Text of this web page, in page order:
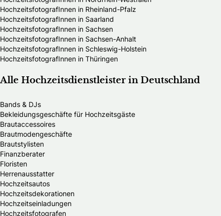
HochzeitsfotografInnen in Rheinland-Pfalz
HochzeitsfotografInnen in Saarland
HochzeitsfotografInnen in Sachsen
HochzeitsfotografInnen in Sachsen-Anhalt
HochzeitsfotografInnen in Schleswig-Holstein
HochzeitsfotografInnen in Thüringen
Alle Hochzeitsdienstleister in Deutschland
Bands & DJs
Bekleidungsgeschäfte für Hochzeitsgäste
Brautaccessoires
Brautmodengeschäfte
Brautstylisten
Finanzberater
Floristen
Herrenausstatter
Hochzeitsautos
Hochzeitsdekorationen
Hochzeitseinladungen
Hochzeitsfotografen